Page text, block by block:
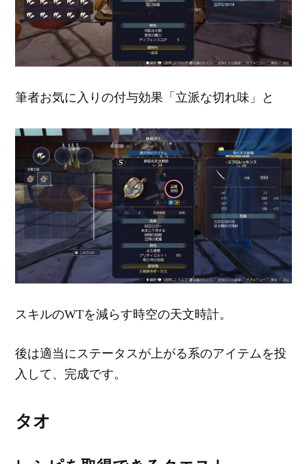
筆者お気に入りの付与効果「立派な切れ味」と
スキルのWTを減らす時空の天文時計。
後は適当にステータスが上がる系のアイテムを投
入して、完成です。
タオ